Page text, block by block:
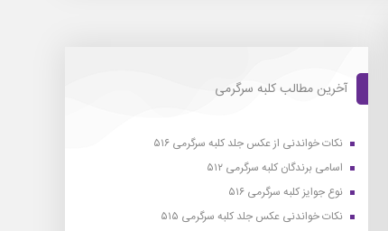
آخرین مطالب کلبه سرگرمی
نکات خواندنی از عکس جلد کلبه سرگرمی ۵۱۶
اسامی برندگان کلبه سرگرمی ۵۱۲
نوع جوایز کلبه سرگرمی ۵۱۶
نکات خواندنی عکس جلد کلبه سرگرمی ۵۱۵